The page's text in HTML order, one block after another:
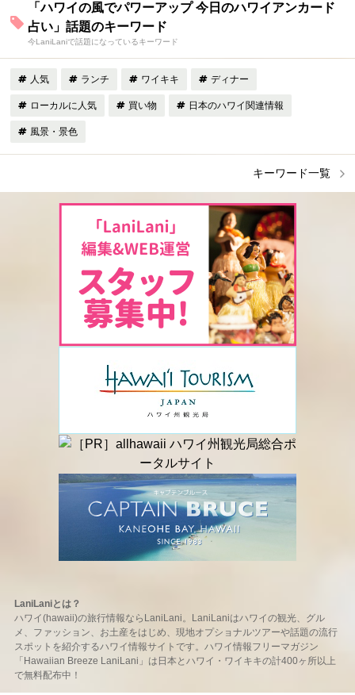
「ハワイの風でパワーアップ 今日のハワイアンカード
占い」話題のキーワード
今LaniLaniで話題になっているキーワード
人気 ランチ ワイキキ ディナー
ローカルに人気 買い物 日本のハワイ関連情報
風景・景色
キーワード一覧
LaniLaniとは？
ハワイ(hawaii)の旅行情報ならLaniLani。LaniLaniはハワイの観光、グル
メ、ファッション、お土産をはじめ、現地オプショナルツアーや話題の流行
スポットを紹介するハワイ情報サイトです。ハワイ情報フリーマガジン
「Hawaiian Breeze LaniLani」は日本とハワイ・ワイキキの計400ヶ所以上
で無料配布中！